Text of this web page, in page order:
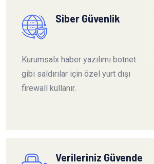
Siber Güvenlik
Kurumsalx haber yazılımı botnet
gibi saldırılar için özel yurt dışı
firewall kullanır.
Verileriniz Güvende